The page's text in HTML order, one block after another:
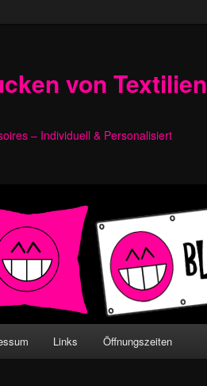
von Textilien
– Individuell & Personalisiert
Links Öffnungszeiten